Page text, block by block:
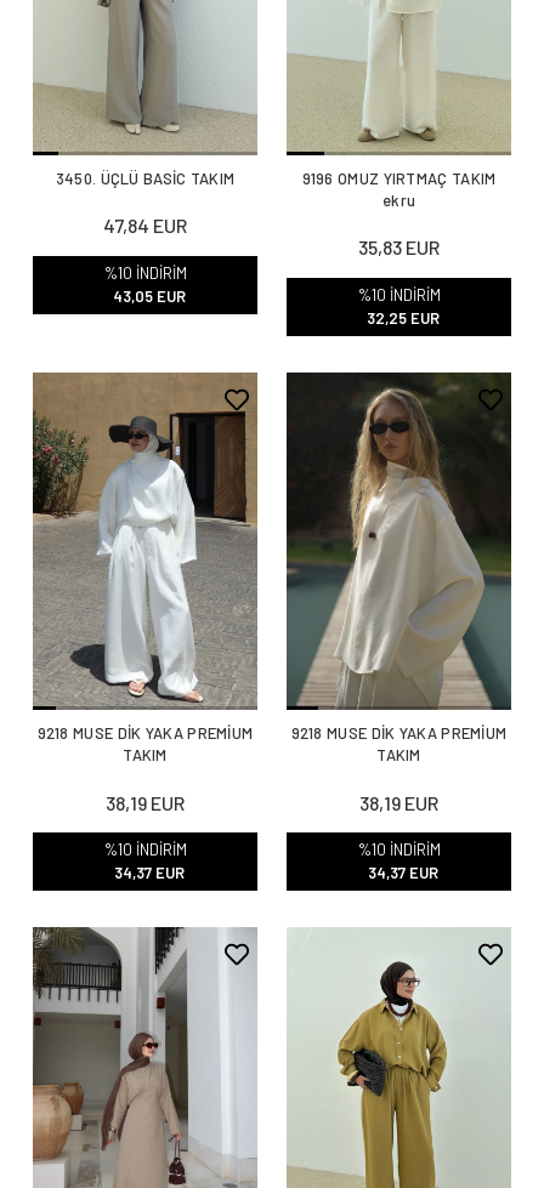
3450. ÜÇLÜ BASİC TAKIM
47,84 EUR
%10 İNDİRİM
43,05 EUR
9196 OMUZ YIRTMAÇ TAKIM
ekru
35,83 EUR
%10 İNDİRİM
32,25 EUR
9218 MUSE DİK YAKA PREMİUM
TAKIM
38,19 EUR
%10 İNDİRİM
34,37 EUR
9218 MUSE DİK YAKA PREMİUM
TAKIM
38,19 EUR
%10 İNDİRİM
34,37 EUR